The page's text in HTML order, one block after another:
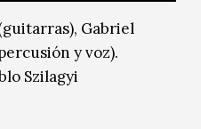
Gabriel
y voz).
Szilagyi